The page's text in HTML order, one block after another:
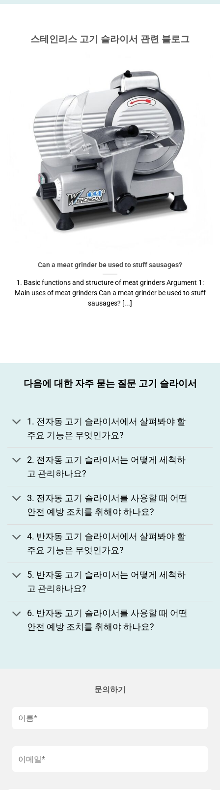
스테인리스 고기 슬라이서 관련 블로그
Can a meat grinder be used to stuff sausages?
1. Basic functions and structure of meat grinders Argument 1:
Main uses of meat grinders Can a meat grinder be used to stuff
sausages? [...]
다음에 대한 자주 묻는 질문 고기 슬라이서
1. 전자동 고기 슬라이서에서 살펴봐야 할
주요 기능은 무엇인가요?
2. 전자동 고기 슬라이서는 어떻게 세척하
고 관리하나요?
3. 전자동 고기 슬라이서를 사용할 때 어떤
안전 예방 조치를 취해야 하나요?
4. 반자동 고기 슬라이서에서 살펴봐야 할
주요 기능은 무엇인가요?
5. 반자동 고기 슬라이서는 어떻게 세척하
고 관리하나요?
6. 반자동 고기 슬라이서를 사용할 때 어떤
안전 예방 조치를 취해야 하나요?
문의하기